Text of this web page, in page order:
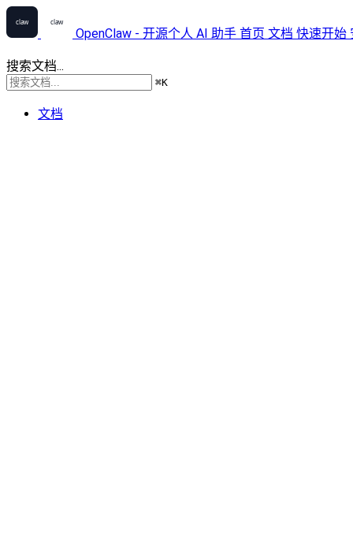
OpenClaw - 开源个人 AI 助手 首页 文档 快速开始
搜索文档...
⌘K
文档